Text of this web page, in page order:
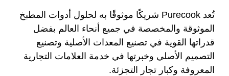
تُعد Purecook شريكًا موثوقًا به لحلول أدوات المطبخ
الموثوقة والمخصصة في جميع أنحاء العالم بفضل
قدراتها القوية في تصنيع المعدات الأصلية وتصنيع
التصميم الأصلي وخبرتها في خدمة العلامات التجارية
المعروفة وكبار تجار التجزئة.